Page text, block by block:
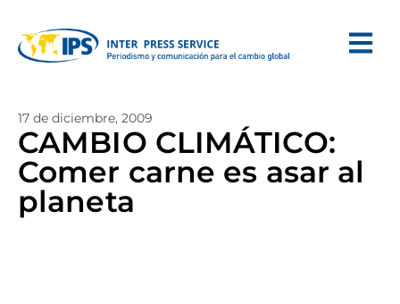
17 de diciembre, 2009
CAMBIO CLIMÁTICO:
Comer carne es asar al
planeta